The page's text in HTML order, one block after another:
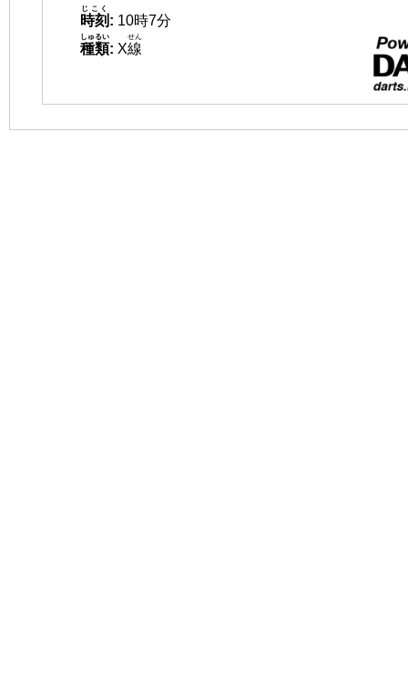
時刻
じこく
: 10時7分
種類
しゅるい
: X線
せん